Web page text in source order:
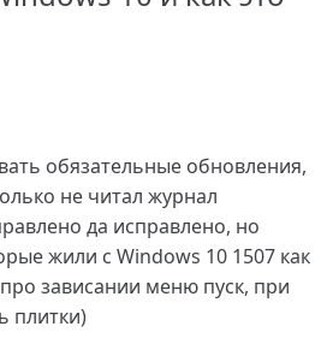
обязательные обновления,
не читал журнал
да исправлено, но
жили с Windows 10 1507 как
зависании меню пуск, при
плитки)